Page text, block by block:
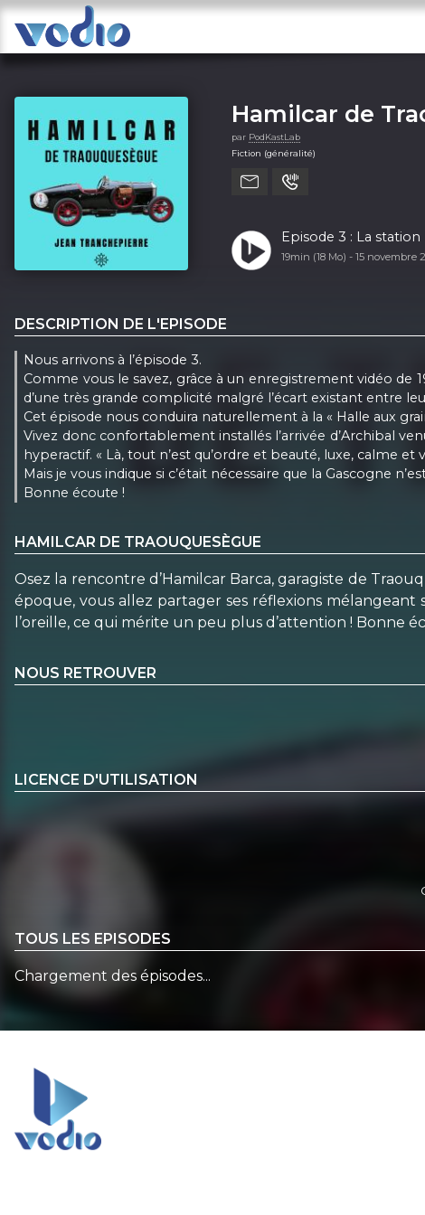
Hamilcar de
par PodKastLab
Fiction (généralité)
Episode 3 : La
19min (18 Mo) - 15 novembre
DESCRIPTION DE L'EPISODE
Nous arrivons à l’épisode 3.
Comme vous le savez, grâce à un enregistrement vidéo de
d’une très grande complicité malgré l’écart existant entre
Cet épisode nous conduira naturellement à la « Halle aux
Vivez donc confortablement installés l’arrivée d’Archibal
hyperactif. « Là, tout n’est qu’ordre et beauté, luxe, calme et
Mais je vous indique si c’était nécessaire que la Gascogne
Bonne écoute !
HAMILCAR DE TRAOUQUESÈGUE
Osez la rencontre d’Hamilcar Barca, garagiste de
époque, vous allez partager ses réflexions
l’oreille, ce qui mérite un peu plus d’attention ! Bonne
NOUS RETROUVER
LICENCE D'UTILISATION
TOUS LES EPISODES
Chargement des épisodes...